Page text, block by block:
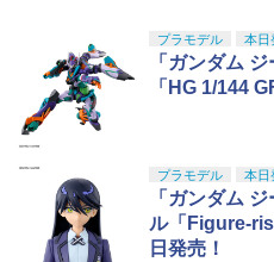
プラモデル 本日
「ガンダム
「HG 1/144
プラモデル 本日
「ガンダム
ル「Figure-
日発売！